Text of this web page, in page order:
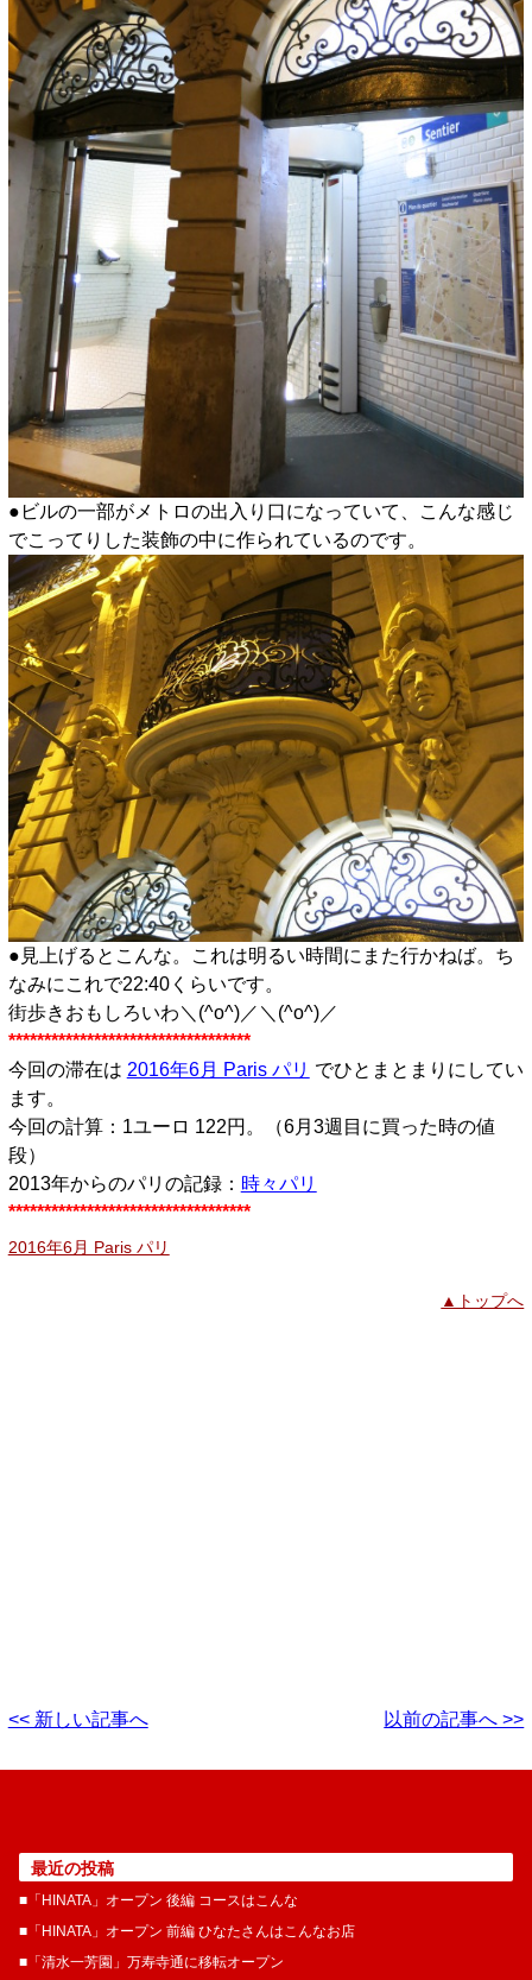
●ビルの一部がメトロの出入り口になっていて、こんな感じ
でこってりした装飾の中に作られているのです。
●見上げるとこんな。これは明るい時間にまた行かねば。ち
なみにこれで22:40くらいです。
街歩きおもしろいわ＼(^o^)／＼(^o^)／
**********************************
今回の滞在は 2016年6月 Paris パリ でひとまとまりにしてい
ます。
今回の計算：1ユーロ 122円。（6月3週目に買った時の値
段）
2013年からのパリの記録： 時々パリ
**********************************
2016年6月 Paris パリ
▲トップへ
<< 新しい記事へ 以前の記事へ >>
最近の投稿
■「HINATA」オープン 後編 コースはこんな
■「HINATA」オープン 前編 ひなたさんはこんなお店
■「清水一芳園」万寿寺通に移転オープン